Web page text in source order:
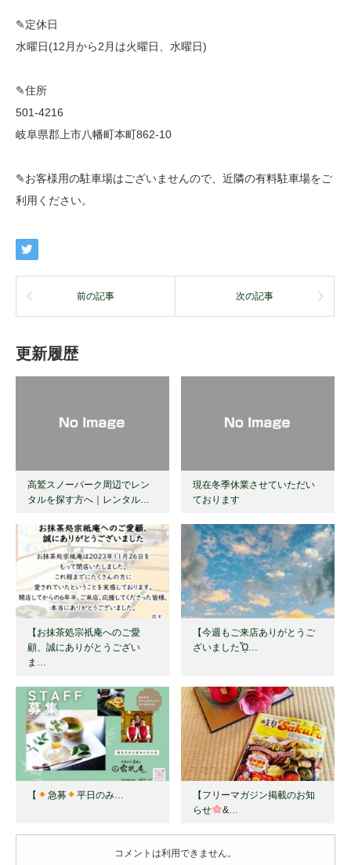
✎定休日
水曜日(12月から2月は火曜日、水曜日)
✎住所
501-4216
岐阜県郡上市八幡町本町862-10
✎お客様用の駐車場はございませんので、近隣の有料駐車場をご
利用ください。
前の記事 次の記事
更新履歴
高鷲スノーパーク周辺でレン
タルを探す方へ｜レンタル…
現在冬季休業させていただい
ております
【お抹茶処宗祇庵へのご愛
顧、誠にありがとうござい
ま…
【今週もご来店ありがとうご
ざいましたᾯ…
【 急募 平日のみ…
【フリーマガジン掲載のお知
らせ
&…
コメントは利用できません。